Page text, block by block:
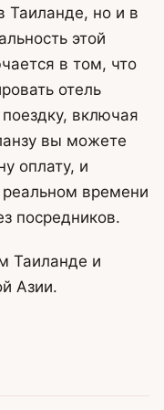
Таиланде, но и в
этой
в том, что
отель
включая
вы можете
оплату, и
реальном времени
посредников.
Таиланде и
Азии.